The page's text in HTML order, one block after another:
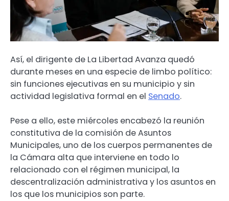
Así, el dirigente de La Libertad Avanza quedó
durante meses en una especie de limbo político:
sin funciones ejecutivas en su municipio y sin
actividad legislativa formal en el Senado.
Pese a ello, este miércoles encabezó la reunión
constitutiva de la comisión de Asuntos
Municipales, uno de los cuerpos permanentes de
la Cámara alta que interviene en todo lo
relacionado con el régimen municipal, la
descentralización administrativa y los asuntos en
los que los municipios son parte.